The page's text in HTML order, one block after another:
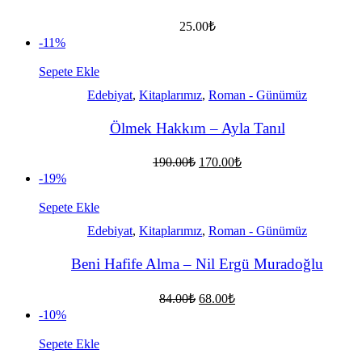
25.00₺
-11%
Sepete Ekle
Edebiyat, Kitaplarımız, Roman - Günümüz
Ölmek Hakkım – Ayla Tanıl
190.00₺ Orijinal
170.00₺Şu
-19%
Sepete Ekle
Edebiyat, Kitaplarımız, Roman - Günümüz
Beni Hafife Alma – Nil Ergü Muradoğlu
84.00₺ Orijinal
68.00₺Şu
-10%
Sepete Ekle